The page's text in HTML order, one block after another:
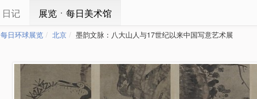
日记 展览ㆍ每日美术馆
每日环球展览 北京 墨韵文脉：八大山人与17世纪以来中国写意艺术展